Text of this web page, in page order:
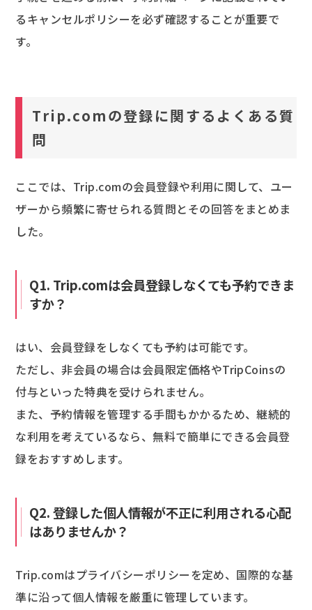
るキャンセルポリシーを必ず確認することが重要で
す。
Trip.comの登録に関するよくある質
問
ここでは、Trip.comの会員登録や利用に関して、ユー
ザーから頻繁に寄せられる質問とその回答をまとめま
した。
Q1. Trip.comは会員登録しなくても予約できま
すか？
はい、会員登録をしなくても予約は可能です。
ただし、非会員の場合は会員限定価格やTripCoinsの
付与といった特典を受けられません。
また、予約情報を管理する手間もかかるため、継続的
な利用を考えているなら、無料で簡単にできる会員登
録をおすすめします。
Q2. 登録した個人情報が不正に利用される心配
はありませんか？
Trip.comはプライバシーポリシーを定め、国際的な基
準に沿って個人情報を厳重に管理しています。